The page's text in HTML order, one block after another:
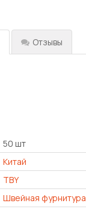
Отзывы
50 шт
Китай
TBY
Швейная фурнитура